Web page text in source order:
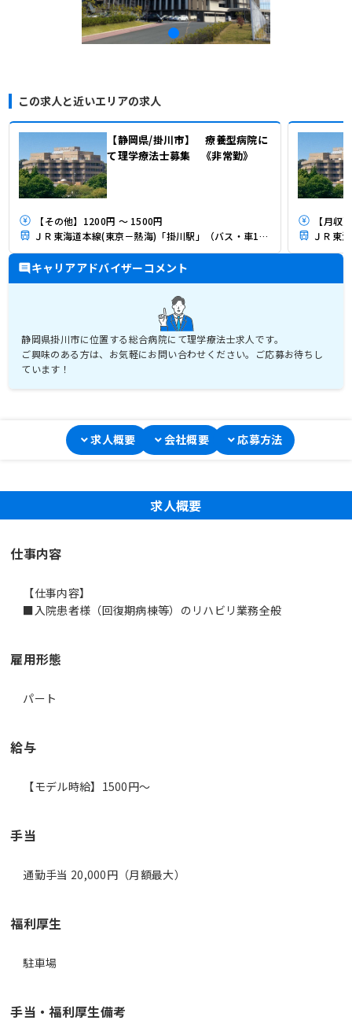
この求人と近いエリアの求人
【静岡県/掛川市】 療養型病院に
て理学療法士募集 《非常勤》
【その他】1200円 ～ 1500円
ＪＲ東海道本線(東京－熱海)「掛川駅」（バス・車10分）
【月収
キャリアアドバイザーコメント
静岡県掛川市に位置する総合病院にて理学療法士求人です。
ご興味のある方は、お気軽にお問い合わせください。ご応募お待ちし
ています！
求人概要 会社概要 応募方法
求人概要
仕事内容
【仕事内容】
■入院患者様（回復期病棟等）のリハビリ業務全般
雇用形態
パート
給与
【モデル時給】1500円〜
手当
通勤手当 20,000円（月額最大）
福利厚生
駐車場
手当・福利厚生備考